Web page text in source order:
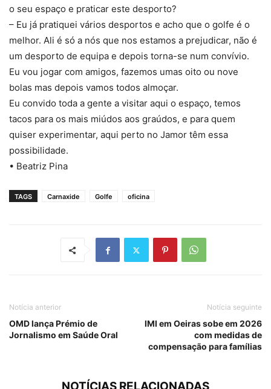
o seu espaço e praticar este desporto?
– Eu já pratiquei vários desportos e acho que o golfe é o
melhor. Ali é só a nós que nos estamos a prejudicar, não é
um desporto de equipa e depois torna-se num convívio.
Eu vou jogar com amigos, fazemos umas oito ou nove
bolas mas depois vamos todos almoçar.
Eu convido toda a gente a visitar aqui o espaço, temos
tacos para os mais miúdos aos graúdos, e para quem
quiser experimentar, aqui perto no Jamor têm essa
possibilidade.
• Beatriz Pina
TAGS Carnaxide Golfe oficina
Notícia anterior
OMD lança Prémio de
Jornalismo em Saúde Oral
Notícia seguinte
IMI em Oeiras sobe em 2026
com medidas de
compensação para famílias